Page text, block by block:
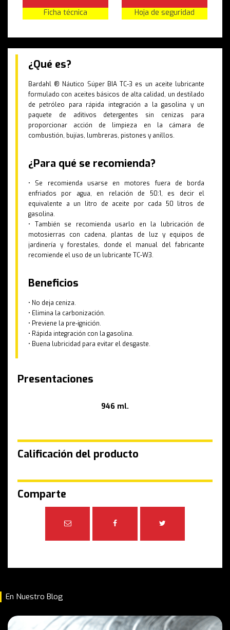
Ficha técnica Hoja de seguridad
¿Qué es?
Bardahl ® Náutico Súper BIA TC-3 es un aceite lubricante
formulado con aceites básicos de alta calidad, un destilado
de petróleo para rápida integración a la gasolina y un
paquete de aditivos detergentes sin cenizas para
proporcionar acción de limpieza en la cámara de
combustión, bujías, lumbreras, pistones y anillos.
¿Para qué se recomienda?
• Se recomienda usarse en motores fuera de borda
enfriados por agua, en relación de 50:1, es decir el
equivalente a un litro de aceite por cada 50 litros de
gasolina.
• También se recomienda usarlo en la lubricación de
motosierras con cadena, plantas de luz y equipos de
jardinería y forestales, donde el manual del fabricante
recomiende el uso de un lubricante TC-W3.
Beneficios
• No deja ceniza.
• Elimina la carbonización.
• Previene la pre-ignición.
• Rápida integración con la gasolina.
• Buena lubricidad para evitar el desgaste.
Presentaciones
946 ml.
Calificación del producto
Comparte
En Nuestro Blog